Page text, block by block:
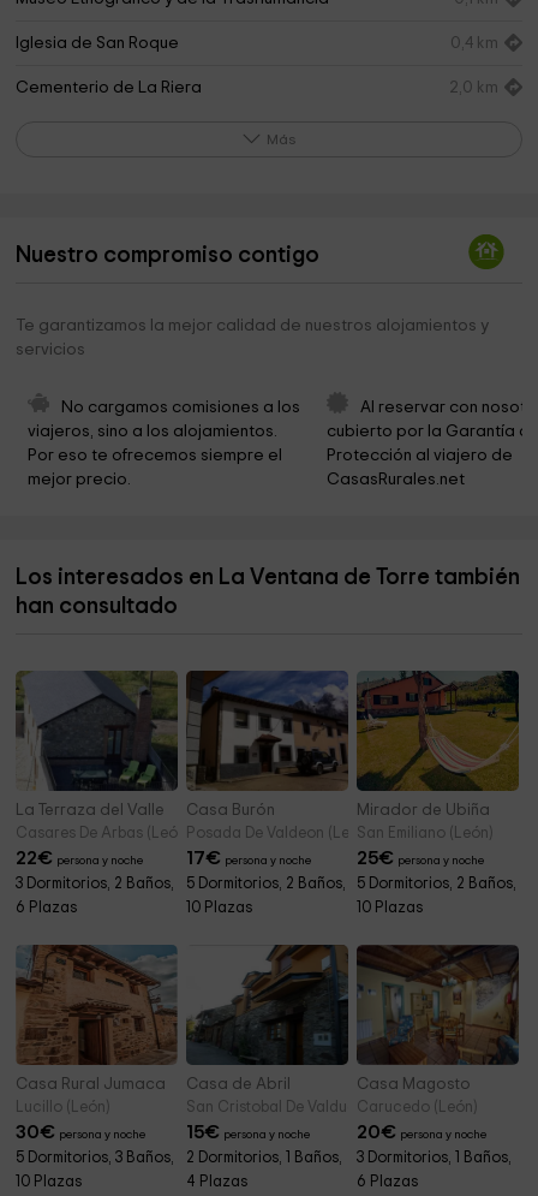
Iglesia de San Roque 0,4 km
Cementerio de La Riera 2,0 km
Parroquia de La Riera de Babia
Parroquia de San Miguel Arcángel de Huergas de
2,9 km
Parroquia de San Félix de Arce 3,1 km
Cementerio de Riolago 4,2 km
Parroquia de El Salvador de Riolago 4,3 km
Cementerio de Las Murias
Más
Nuestro compromiso contigo
Te garantizamos la mejor calidad de nuestros alojamientos y
servicios
No cargamos comisiones a los
viajeros, sino a los alojamientos.
Por eso te ofrecemos siempre el
mejor precio.
Al reservar con
cubierto por la Garantía
Protección al viajero de
CasasRurales.net
Los interesados en La Ventana de Torre también
han consultado
La Terraza del Valle
Casares De Arbas (León)
22€ persona y noche
3 Dormitorios, 2 Baños,
6 Plazas
Casa Burón
Posada De Valdeon (León)
17€ persona y noche
5 Dormitorios, 2 Baños,
10 Plazas
Mirador de Ubiña
San Emiliano (León)
25€ persona y noche
5 Dormitorios, 2 Baños,
10 Plazas
Casa Rural Jumaca
Lucillo (León)
30€ persona y noche
5 Dormitorios, 3 Baños,
10 Plazas
Casa de Abril
San Cristobal De Valdueza (León)
15€ persona y noche
2 Dormitorios, 1 Baños,
4 Plazas
Casa Magosto
Carucedo (León)
20€ persona y noche
3 Dormitorios, 1 Baños,
6 Plazas